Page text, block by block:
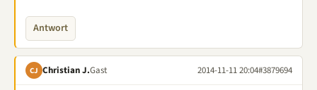
Antwort
CJ Christian J.Gast 2014-11-11 20:04#3879694